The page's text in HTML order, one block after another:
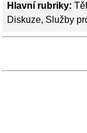
Hlavní rubriky:
Diskuze, Služby